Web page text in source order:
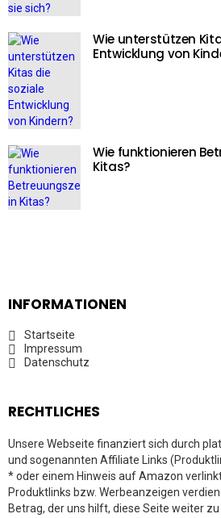
Wie unterstützen
Entwicklung von
Wie funktionieren
Kitas?
INFORMATIONEN
Startseite
Impressum
Datenschutz
RECHTLICHES
Unsere Webseite finanziert sich durch
und sogenannten Affiliate Links
* oder einem Hinweis auf Amazon
Produktlinks bzw. Werbeanzeigen
Betrag, der uns hilft, diese Seite weiter zu